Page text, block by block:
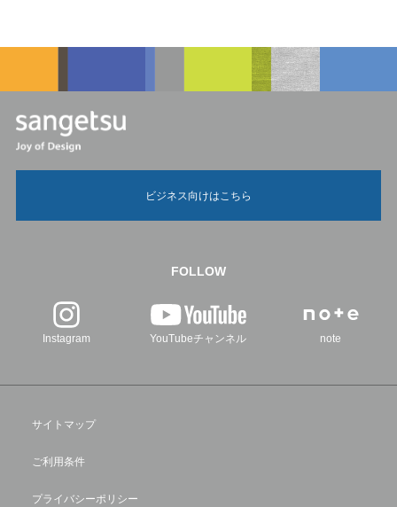
ビジネス向けはこちら
FOLLOW
Instagram YouTubeチャンネル note
サイトマップ
ご利用条件
プライバシーポリシー